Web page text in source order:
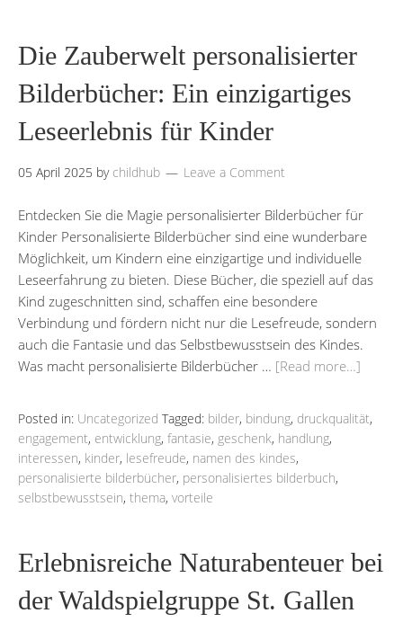
Die Zauberwelt personalisierter
Bilderbücher: Ein einzigartiges
Leseerlebnis für Kinder
05 April 2025 by childhub Leave a Comment
Entdecken Sie die Magie personalisierter Bilderbücher für
Kinder Personalisierte Bilderbücher sind eine wunderbare
Möglichkeit, um Kindern eine einzigartige und individuelle
Leseerfahrung zu bieten. Diese Bücher, die speziell auf das
Kind zugeschnitten sind, schaffen eine besondere
Verbindung und fördern nicht nur die Lesefreude, sondern
auch die Fantasie und das Selbstbewusstsein des Kindes.
Was macht personalisierte Bilderbücher … [Read more…]
Posted in: Uncategorized Tagged: bilder, bindung, druckqualität,
engagement, entwicklung, fantasie, geschenk, handlung,
interessen, kinder, lesefreude, namen des kindes,
personalisierte bilderbücher, personalisiertes bilderbuch,
selbstbewusstsein, thema, vorteile
Erlebnisreiche Naturabenteuer bei
der Waldspielgruppe St. Gallen